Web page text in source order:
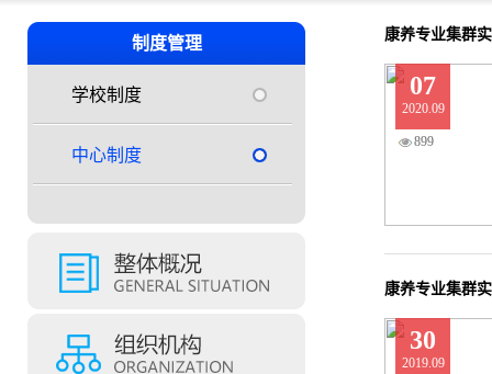
制度管理
学校制度
中心制度
康养专业集群
07
2020.09
899
康养专业集群
30
2019.09